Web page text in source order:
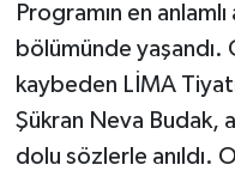
Programın en
bölümünde yaşandı.
kaybeden LİMA
Şükran Neva Budak,
dolu sözlerle anıldı.